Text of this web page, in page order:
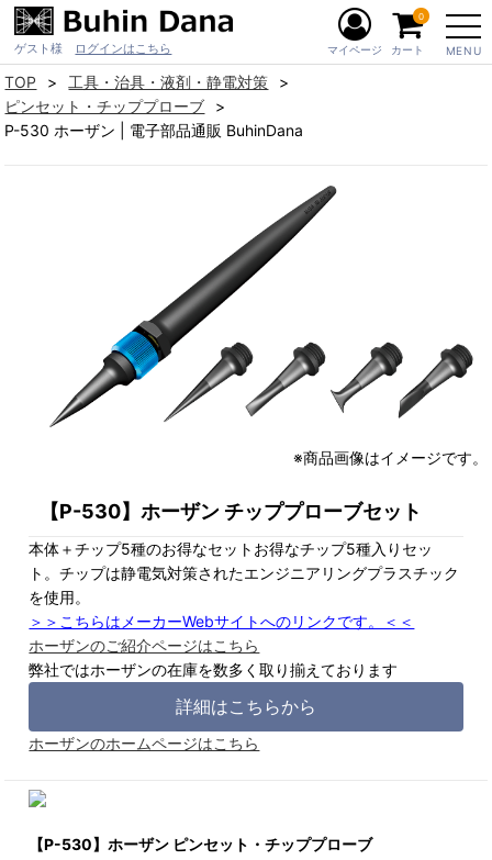
ゲスト様 ログインはこちら MENU
マイページ カート
0
TOP
工具・治具・液剤・静電対策
ピンセット・チッププローブ
P-530 ホーザン | 電子部品通販 BuhinDana
※商品画像はイメージです。
【P-530】ホーザン チッププローブセット
本体＋チップ5種のお得なセットお得なチップ5種入りセッ
ト。チップは静電気対策されたエンジニアリングプラスチック
を使用。
＞＞こちらはメーカーWebサイトへのリンクです。＜＜
ホーザンのご紹介ページはこちら
弊社ではホーザンの在庫を数多く取り揃えております
詳細はこちらから
ホーザンのホームページはこちら
【P-530】ホーザン ピンセット・チッププローブ